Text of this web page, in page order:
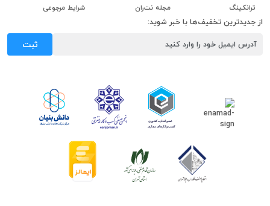
ترانکینگ
مجله نت‌ران
شرایط مرجوعی
از جدیدترین تخفیف‌ها با خبر شوید:
ثبت